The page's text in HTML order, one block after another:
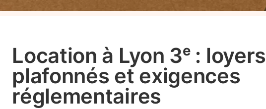
Location à Lyon 3ᵉ : loyers
plafonnés et exigences
réglementaires